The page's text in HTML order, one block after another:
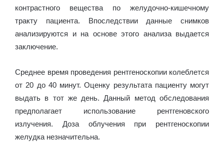
контрастного вещества по желудочно-кишечному
тракту пациента. Впоследствии данные снимков
анализируются и на основе этого анализа выдается
заключение.
Среднее время проведения рентгеноскопии колеблется
от 20 до 40 минут. Оценку результата пациенту могут
выдать в тот же день. Данный метод обследования
предполагает использование рентгеновского
излучения. Доза облучения при рентгеноскопии
желудка незначительна.